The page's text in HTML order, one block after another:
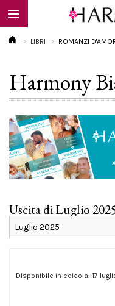
EBOOK
LIBRI
Calendario
FAQ
LIBRI ROMANZI
Harmony
Uscita di Luglio
Disponibile in edicola: 17